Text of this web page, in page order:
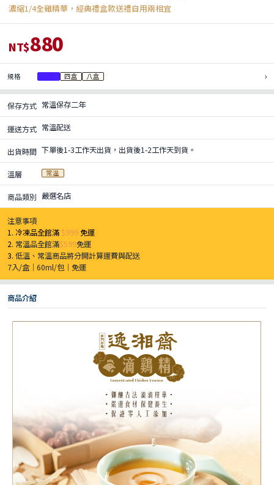
濃縮1/4全雞精華，經典禮盒款送禮自用兩相宜
NT$880
規格 四盒 八盒 ›
保存方式 常溫保存二年
運送方式 常溫配送
出貨時間 下單後1-3工作天出貨，出貨後1-2工作天到貨。
溫層 常溫
商品類別 嚴選名店
注意事項
1. 冷凍品全館滿 $999免運
2. 常溫品全館滿$599免運
3.低溫、常溫商品將分開計算運費與配送
7入/盒｜60ml/包｜免運
商品介紹